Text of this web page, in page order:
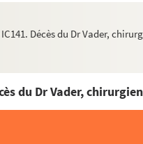
IC141. Décès du Dr Vader,
du Dr Vader,